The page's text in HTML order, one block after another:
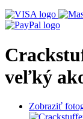
veľký
Zobraziť